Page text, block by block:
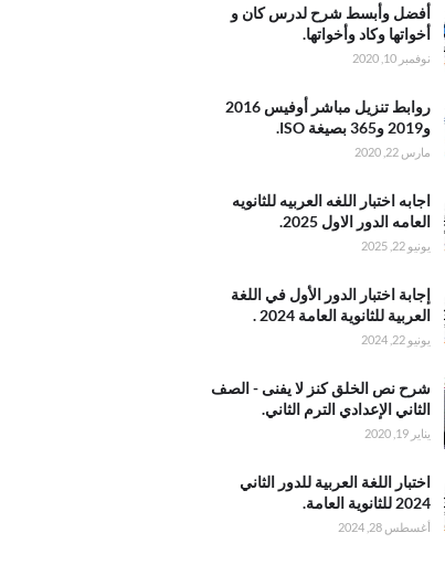
أفضل وأبسط شرح لدرس كان و
أخواتها وكاد وأخواتها.
نوفمبر 10, 2020
روابط تنزيل مباشر أوفيس 2016
و2019 و365 بصيغة ISO.
مارس 22, 2020
اجابه اختبار اللغه العربيه للثانويه
العامه الدور الاول 2025.
يونيو 22, 2025
إجابة اختبار الدور الأول في اللغة
العربية للثانوية العامة 2024 .
يونيو 22, 2024
شرح نص الخلق كنز لا يفنى - الصف
الثاني الإعدادي الترم الثاني.
يناير 19, 2020
اختبار اللغة العربية للدور الثاني
2024 للثانوية العامة.
أغسطس 28, 2024